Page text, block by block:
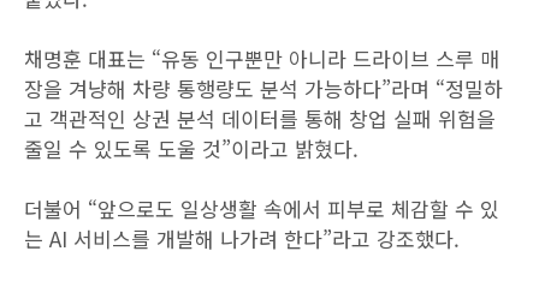
채명훈 대표는 “유동 인구뿐만 아니라 드라이브 스루 매
장을 겨냥해 차량 통행량도 분석 가능하다”라며 “정밀하
고 객관적인 상권 분석 데이터를 통해 창업 실패 위험을
줄일 수 있도록 도울 것”이라고 밝혔다.
더불어 “앞으로도 일상생활 속에서 피부로 체감할 수 있
는 AI 서비스를 개발해 나가려 한다”라고 강조했다.